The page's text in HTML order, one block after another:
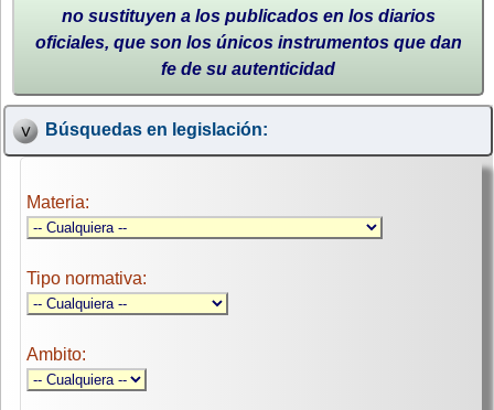
no sustituyen a los publicados en los diarios
oficiales, que son los únicos instrumentos que dan
fe de su autenticidad
Búsquedas en legislación:
Materia:
Tipo normativa:
Ambito: